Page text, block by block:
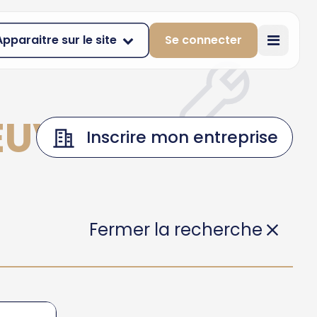
sur le site Se connecter
Inscrire mon entreprise
Fermer la recherche